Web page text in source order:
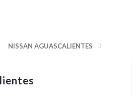
NISSAN AGUASCALIENTES